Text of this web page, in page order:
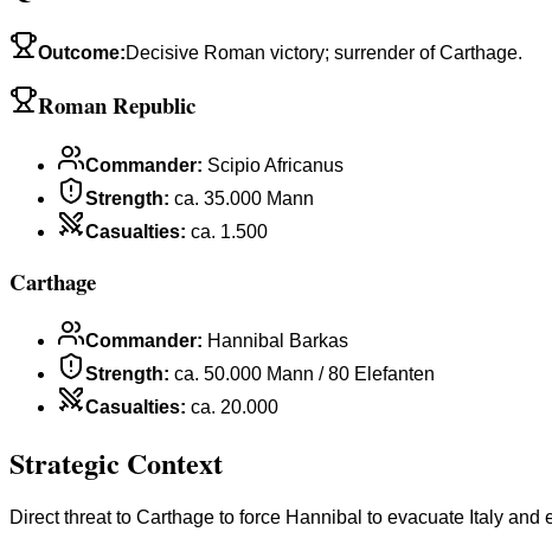
Outcome:Decisive Roman victory; surrender of Carthage.
Roman Republic
Commander: Scipio Africanus
Strength: ca. 35.000 Mann
Casualties: ca. 1.500
Carthage
Commander: Hannibal Barkas
Strength: ca. 50.000 Mann / 80 Elefanten
Casualties: ca. 20.000
Strategic Context
Direct threat to Carthage to force Hannibal to evacuate Italy and